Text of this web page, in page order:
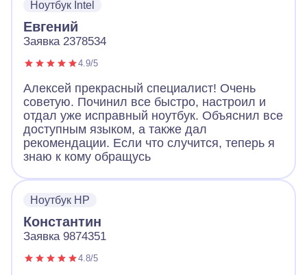
Ноутбук Intel
Евгений
Заявка 2378534
4.9/5
Алексей прекрасный специалист! Очень
советую. Починил все быстро, настроил и
отдал уже исправный ноутбук. Объяснил все
доступным языком, а также дал
рекомендации. Если что случится, теперь я
знаю к кому обращусь
Ноутбук HP
Константин
Заявка 9874351
4.8/5